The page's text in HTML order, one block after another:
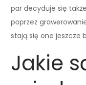
par decyduje się
poprzez
stają się one jeszcze
Jakie